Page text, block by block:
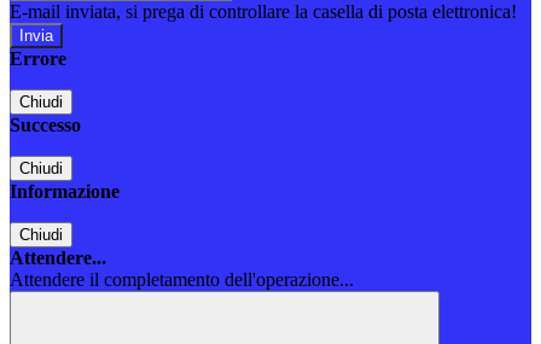
E-mail inviata, si prega di controllare la casella di posta elettronica!
Errore
Chiudi
Successo
Chiudi
Informazione
Chiudi
Attendere...
Attendere il completamento dell'operazione...